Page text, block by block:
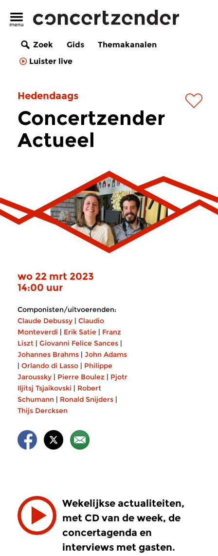
Zoek Gids
Themakanalen
Luister live
Hedendaags
Concertzender
Actueel
wo 22 mrt 2023
14:00 uur
Componisten/uitvoerenden:
Claude Debussy | Claudio
Monteverdi | Erik Satie | Franz
Liszt | Giovanni Felice Sances |
Johannes Brahms | John Adams
| Orlando di Lasso | Philippe
Jaroussky | Pierre Boulez | Pjotr
Iljitsj Tsjaikovski | Robert
Schumann | Ronald Snijders |
Thijs Dercksen
Wekelijkse actualiteiten,
met CD van de week, de
concertagenda en
interviews met gasten.